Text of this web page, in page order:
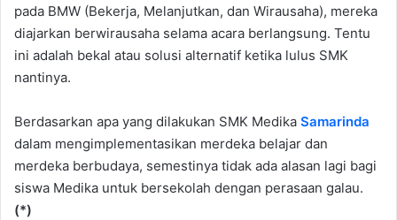
pada BMW (Bekerja, Melanjutkan, dan Wirausaha), mereka
diajarkan berwirausaha selama acara berlangsung. Tentu
ini adalah bekal atau solusi alternatif ketika lulus SMK
nantinya.
Berdasarkan apa yang dilakukan SMK Medika Samarinda
dalam mengimplementasikan merdeka belajar dan
merdeka berbudaya, semestinya tidak ada alasan lagi bagi
siswa Medika untuk bersekolah dengan perasaan galau.
(*)